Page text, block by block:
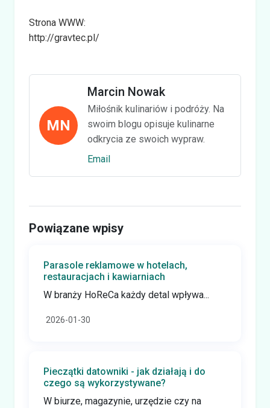
Strona WWW:
http://gravtec.pl/
MN
Marcin Nowak
Miłośnik kulinariów i podróży. Na
swoim blogu opisuje kulinarne
odkrycia ze swoich wypraw.
Email
Powiązane wpisy
Parasole reklamowe w hotelach,
restauracjach i kawiarniach
W branży HoReCa każdy detal wpływa...
2026-01-30
Pieczątki datowniki - jak działają i do
czego są wykorzystywane?
W biurze, magazynie, urzędzie czy na